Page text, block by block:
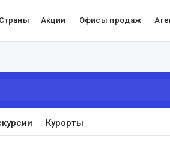
Страны Акции Офисы продаж
Курорты